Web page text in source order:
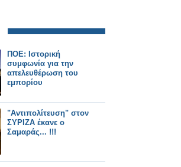
ΠΟΕ: Ιστορική
συμφωνία για την
απελευθέρωση του
εμπορίου
"Αντιπολίτευση" στον
ΣΥΡΙΖΑ έκανε ο
Σαμαράς... !!!